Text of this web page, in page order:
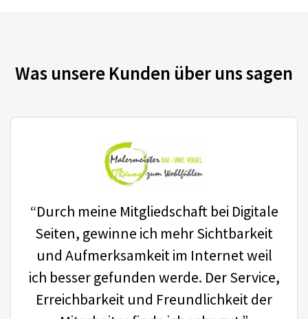
Was unsere Kunden über uns sagen
“Durch meine Mitgliedschaft bei Digitale
Seiten, gewinne ich mehr Sichtbarkeit
und Aufmerksamkeit im Internet weil
ich besser gefunden werde. Der Service,
Erreichbarkeit und Freundlichkeit der